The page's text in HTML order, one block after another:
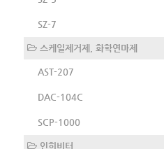
SZ-7
스케일제거제, 화학연마제
AST-207
DAC-104C
SCP-1000
인히비터